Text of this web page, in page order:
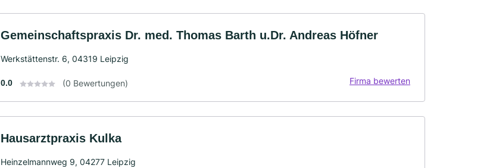
Gemeinschaftspraxis Dr. med. Thomas Barth u.Dr. Andreas Höfner
Werkstättenstr. 6, 04319 Leipzig
0.0 (0 Bewertungen) Firma bewerten
Hausarztpraxis Kulka
Heinzelmannweg 9, 04277 Leipzig